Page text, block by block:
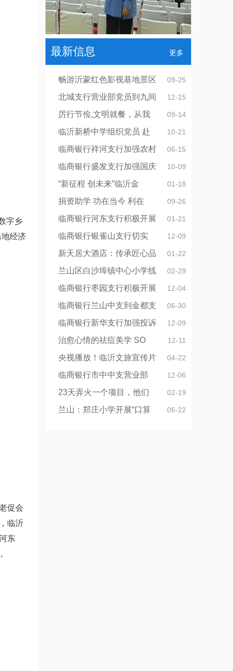
字乡
经济
促会
临沂
东
更多
最新信息
09-25
畅游沂蒙红色影视基地景区
12-15
北城支行营业部党员到九间
09-14
厉行节俭,文明就餐，从我
10-21
临沂新桥中学组织党员 赴
06-15
临商银行祥河支行加强农村
10-09
临商银行盛发支行加强国庆
01-18
“新征程 创未来”临沂金
09-26
捐资助学 功在当今 利在
01-21
临商银行河东支行积极开展
12-09
临商银行银雀山支行切实
01-22
新天居大酒店：传承匠心品
02-29
兰山区白沙埠镇中心小学线
12-04
临商银行枣园支行积极开展
06-30
临商银行兰山中支到金都支
12-09
临商银行新华支行加强投诉
12-11
治愈心情的祛痘美学 SO
04-22
央视播放！临沂文旅宣传片
12-06
临商银行市中中支营业部
02-19
23天弄火一个项目，他们
06-22
兰山：郑庄小学开展“口算